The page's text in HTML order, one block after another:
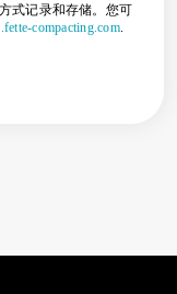
式记录和存储。您可
compacting.com.